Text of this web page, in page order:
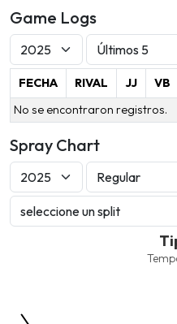
Game Logs
FECHA RIVAL JJ VB
No se encontraron registros.
Spray Chart